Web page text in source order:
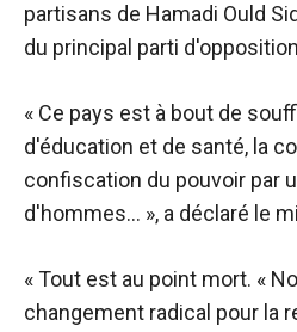
partisans de Hamadi Ould
du principal parti
« Ce pays est à bout de
d'éducation et de santé, la
confiscation du pouvoir par
d'hommes… », a déclaré le
« Tout est au point mort. «
changement radical pour la